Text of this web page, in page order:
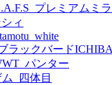
プレミアムミ
ィ
ラックバード
パンター
_四体目